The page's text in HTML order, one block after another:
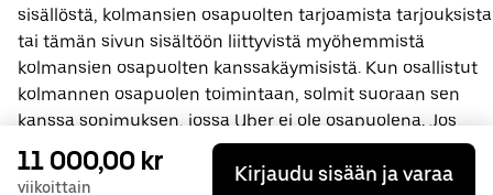
sisällöstä, kolmansien osapuolten tarjoamista tarjouksista
tai tämän sivun sisältöön liittyvistä myöhemmistä
kolmansien osapuolten kanssakäymisistä. Kun osallistut
kolmannen osapuolen toimintaan, solmit suoraan sen
kanssa sopimuksen, jossa Uber ei ole osapuolena. Jos
sinulla on kysyttävää, ota yhteyttä suoraan kolmanteen
osapuoleen.
11 000,00 kr
viikoittain
Kirjaudu sisään ja varaa